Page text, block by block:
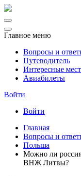
Главное меню
Вопросы и
Путеводитель
Интересные
Авиабилеты
Войти
Войти
Главная
Вопросы и
Польша
Можно ли
ВНЖ Литвы?